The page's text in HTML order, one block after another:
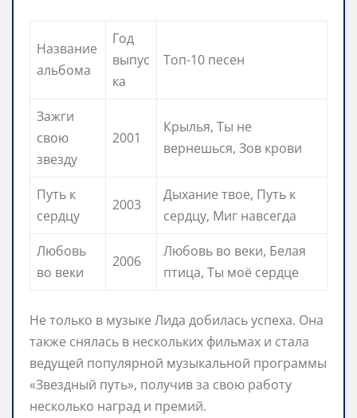
Название
альбома
Год
выпус
ка
Топ-10 песен
Зажги
свою
звезду
2001
Крылья, Ты не
вернешься, Зов крови
Путь к
сердцу
2003
Дыхание твое, Путь к
сердцу, Миг навсегда
Любовь
во веки
2006
Любовь во веки, Белая
птица, Ты моё сердце
Не только в музыке Лида добилась успеха. Она
также снялась в нескольких фильмах и стала
ведущей популярной музыкальной программы
«Звездный путь», получив за свою работу
несколько наград и премий.